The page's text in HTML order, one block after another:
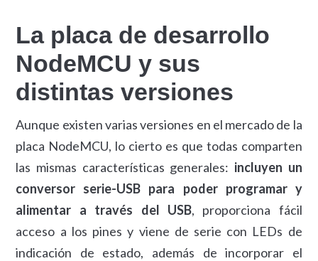
La placa de desarrollo
NodeMCU y sus
distintas versiones
Aunque existen varias versiones en el mercado de la
placa NodeMCU, lo cierto es que todas comparten
las mismas características generales: incluyen un
conversor serie-USB para poder programar y
alimentar a través del USB, proporciona fácil
acceso a los pines y viene de serie con LEDs de
indicación de estado, además de incorporar el